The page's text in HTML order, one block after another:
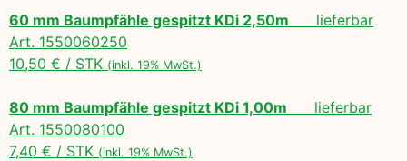
60 mm Baumpfähle gespitzt KDi 2,50m lieferbar
Art. 1550060250
10,50 € / STK (inkl. 19% MwSt.)
80 mm Baumpfähle gespitzt KDi 1,00m lieferbar
Art. 1550080100
7,40 € / STK (inkl. 19% MwSt.)